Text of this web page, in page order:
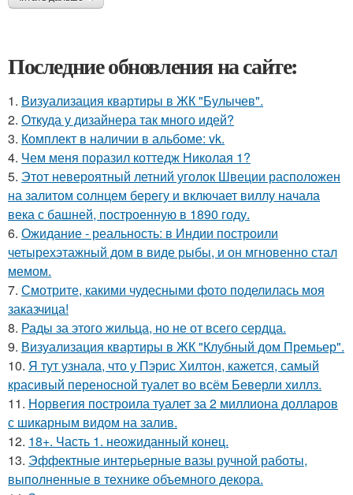
Последние обновления на сайте:
1. Визуализация квартиры в ЖК "Булычев".
2. Откуда у дизайнера так много идей?
3. Комплект в наличии в альбоме: vk.
4. Чем меня поразил коттедж Николая 1?
5. Этот невероятный летний уголок Швеции расположен
на залитом солнцем берегу и включает виллу начала
века с башней, построенную в 1890 году.
6. Ожидание - реальность: в Индии построили
четырехэтажный дом в виде рыбы, и он мгновенно стал
мемом.
7. Смотрите, какими чудесными фото поделилась моя
заказчица!
8. Рады за этого жильца, но не от всего сердца.
9. Визуализация квартиры в ЖК "Клубный дом Премьер".
10. Я тут узнала, что у Пэрис Хилтон, кажется, самый
красивый переносной туалет во всём Беверли хиллз.
11. Норвегия построила туалет за 2 миллиона долларов
с шикарным видом на залив.
12. 18+. Часть 1. неожиданный конец.
13. Эффектные интерьерные вазы ручной работы,
выполненные в технике объемного декора.